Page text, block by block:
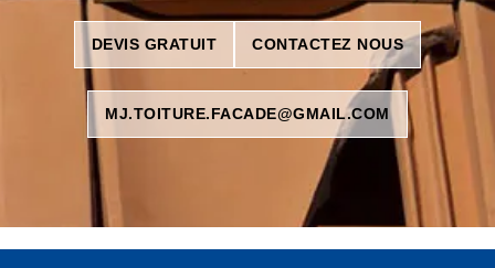
DEVIS GRATUIT CONTACTEZ NOUS
MJ.TOITURE.FACADE@GMAIL.COM